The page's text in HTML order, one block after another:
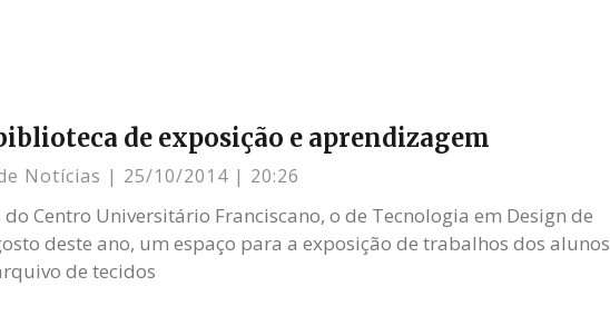
de exposição e aprendizagem
Notícias 25/10/2014 20:26
Centro Universitário Franciscano, o de Tecnologia em Design de
deste ano, um espaço para a exposição de trabalhos dos alunos
de tecidos